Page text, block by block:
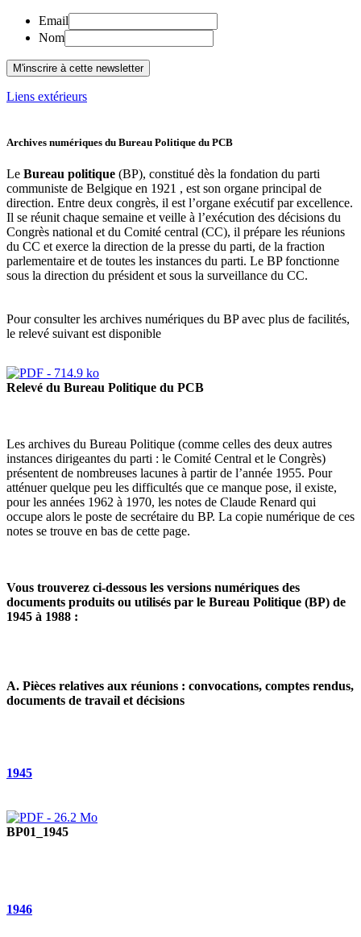
Email
Nom
Liens extérieurs
Archives numériques du Bureau Politique du PCB
Le Bureau politique (BP), constitué dès la fondation du parti
communiste de Belgique en 1921 , est son organe principal de
direction. Entre deux congrès, il est l’organe exécutif par excellence.
Il se réunit chaque semaine et veille à l’exécution des décisions du
Congrès national et du Comité central (CC), il prépare les réunions
du CC et exerce la direction de la presse du parti, de la fraction
parlementaire et de toutes les instances du parti. Le BP fonctionne
sous la direction du président et sous la surveillance du CC.
Pour consulter les archives numériques du BP avec plus de facilités,
le relevé suivant est disponible
Relevé du Bureau Politique du PCB
Les archives du Bureau Politique (comme celles des deux autres
instances dirigeantes du parti : le Comité Central et le Congrès)
présentent de nombreuses lacunes à partir de l’année 1955. Pour
atténuer quelque peu les difficultés que ce manque pose, il existe,
pour les années 1962 à 1970, les notes de Claude Renard qui
occupe alors le poste de secrétaire du BP. La copie numérique de ces
notes se trouve en bas de cette page.
Vous trouverez ci-dessous les versions numériques des
documents produits ou utilisés par le Bureau Politique (BP) de
1945 à 1988 :
A. Pièces relatives aux réunions : convocations, comptes rendus,
documents de travail et décisions
1945
BP01_1945
1946